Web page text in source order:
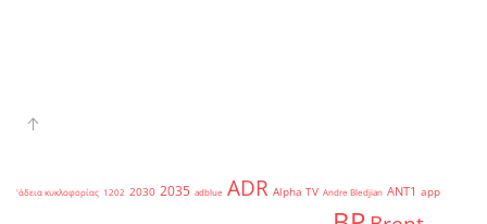
'άδεια κυκλοφορίας 1202 2030 2035 adblue ADR Alpha TV Andre Bledjian ANT1 app